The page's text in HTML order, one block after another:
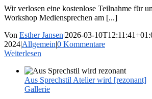
Wir verlosen eine kostenlose Teilnahme für
Workshop Mediensprechen am [...]
Von Esther Jansen|2026-03-
2024|Allgemein|0 Kommentare
Weiterlesen
Aus Sprechstil Atelier wird [rezonant]
Gallerie